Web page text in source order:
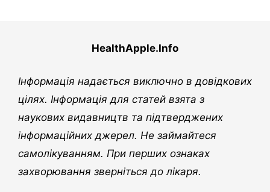
HealthApple.Info
Інформація надається виключно в довідкових
цілях. Інформація для статей взята з
наукових видавництв та підтверджених
інформаційних джерел. Не займайтеся
самолікуванням. При перших ознаках
захворювання зверніться до лікаря.